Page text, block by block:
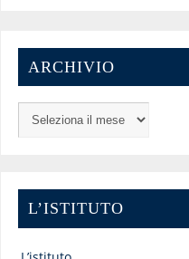
ARCHIVIO
L’ISTITUTO